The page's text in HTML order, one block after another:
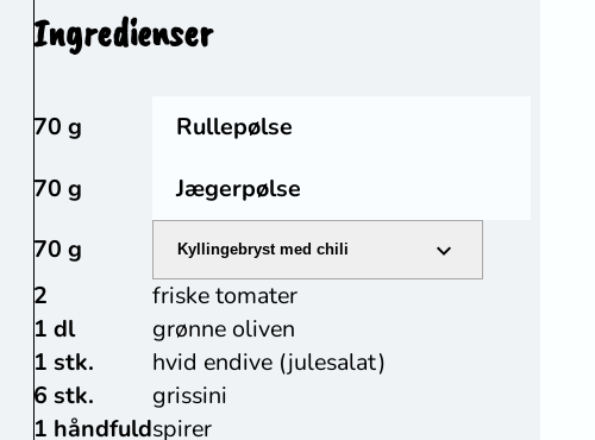
Ingredienser
70 g
Rullepølse
70 g
Jægerpølse
70 g
Kyllingebryst med chili
2
friske tomater
1 dl
grønne oliven
1 stk.
hvid endive (julesalat)
6 stk.
grissini
1 håndfuldspirer